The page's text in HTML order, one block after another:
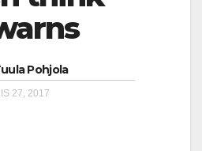
Pohjola
27, 2017